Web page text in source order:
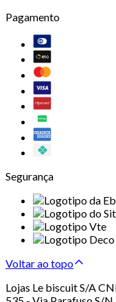
Pagamento
Segurança
Voltar ao topo
Lojas Le biscuit S/A